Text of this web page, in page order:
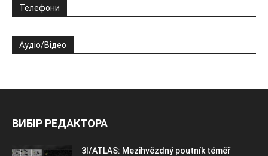
Телефони
Аудіо/Відео
ВИБІР РЕДАКТОРА
3I/ATLAS: Mezihvězdný poutník téměř